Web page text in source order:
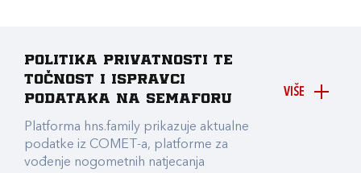
VIŠE
Politika privatnosti te
točnost i ispravci
podataka na Semaforu
Platforma hns.family prikazuje aktualne
podatke iz COMET-a, platforme za
vođenje nogometnih natjecanja